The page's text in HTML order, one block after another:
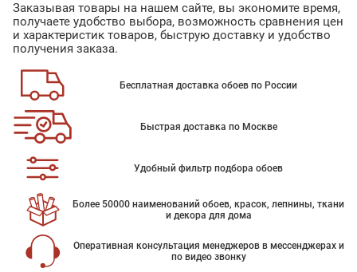
Заказывая товары на нашем сайте, вы экономите время,
получаете удобство выбора, возможность сравнения цен
и характеристик товаров, быструю доставку и удобство
получения заказа.
Бесплатная доставка обоев по России
Быстрая доставка по Москве
Удобный фильтр подбора обоев
Более 50000 наименований обоев, красок, лепнины, ткани
и декора для дома
Оперативная консультация менеджеров в мессенджерах и
по видео звонку